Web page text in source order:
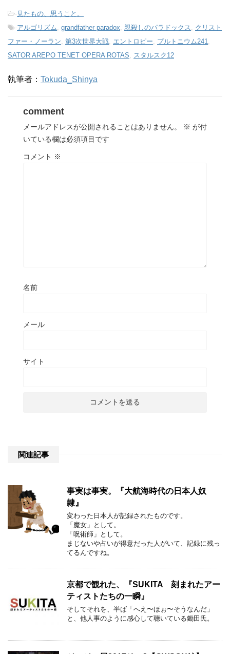
-見たもの、思うこと。
-アルゴリズム, grandfather paradox, 親殺しのパラドックス, クリスト
ファー・ノーラン, 第3次世界大戦, エントロピー, プルトニウム241,
SATOR AREPO TENET OPERA ROTAS, スタルスク12
執筆者： Tokuda_Shinya
comment
メールアドレスが公開されることはありません。 ※ が付
いている欄は必須項目です
コメント ※
名前
メール
サイト
関連記事
事実は事実。『大航海時代の日本人奴
隷』
変わった日本人が記録されたものです。
「魔女」として。
「呪術師」として。
まじないや占いが得意だった人がいて、記録に残っ
てるんですね。
京都で観れた、『SUKITA 刻まれたアー
ティストたちの一瞬』
そしてそれを、半ば「へえ〜ほぉ〜そうなんだ」
と、他人事のように感心して聴いている鋤田氏。